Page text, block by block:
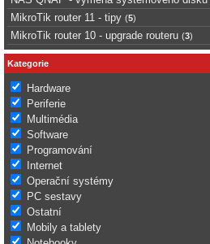
MikroTik router 11 - tipy (5)
MikroTik router 10 - upgrade routeru (3)
Kategorie
Hardware
Periferie
Multimédia
Software
Programování
Internet
Operační systémy
PC sestavy
Ostatní
Mobily a tablety